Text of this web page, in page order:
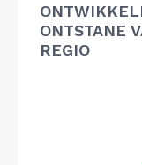
ONTSTANE
REGIO